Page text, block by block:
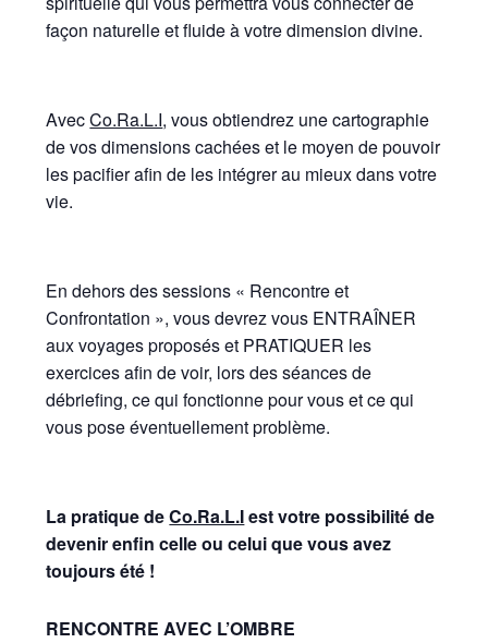
façon naturelle et fluide à votre dimension divine.
AvecCo.Ra.L.I, vous obtiendrez une cartographie
de vos dimensions cachées et le moyen de pouvoir
les pacifier afin de les intégrer au mieux dans votre
vie.
En dehors des sessions « Rencontre et
Confrontation », vous devrez vous ENTRAÎNER
aux voyages proposés et PRATIQUER les
exercices afin de voir, lors des séances de
débriefing, ce qui fonctionne pour vous et ce qui
vous pose éventuellement problème.
La pratique deCo.Ra.L.Iest votre possibilité de
devenir enfin celle ou celui que vous avez
toujours été !
RENCONTRE AVEC L’OMBRE